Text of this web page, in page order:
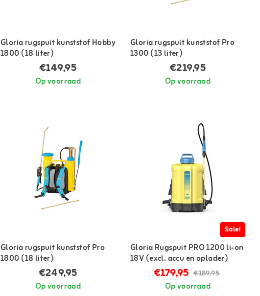
Gloria rugspuit kunststof Hobby
1800 (18 liter)
€149,95
Op voorraad
Gloria rugspuit kunststof Pro
1300 (13 liter)
€219,95
Op voorraad
Gloria rugspuit kunststof Pro
1800 (18 liter)
€249,95
Op voorraad
Sale!
Gloria Rugspuit PRO 1200 li-on
18V (excl. accu en oplader)
€179,95 €189,95
Op voorraad